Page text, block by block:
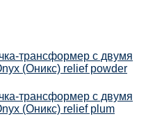
трансформер с двумя
(Оникс) relief powder
трансформер с двумя
(Оникс) relief plum